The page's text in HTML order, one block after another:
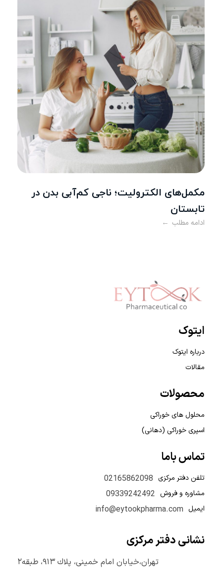
مکمل‌های الکترولیت؛ ناجی کم‌آبی بدن در
تابستان
ادامه مطلب
ایتوک
درباره ایتوک
مقالات
محصولات
محلول های خوراکی
اسپری خوراکی (دهانی)
تماس باما
تلفن دفتر مرکزی 02165862098
مشاوره و فروش 09339242492
ایمیل info@eytookpharma.com
نشانی دفتر مرکزی
تهران،خیابان امام خمینی، پلاك ٩١٣، طبقه٢